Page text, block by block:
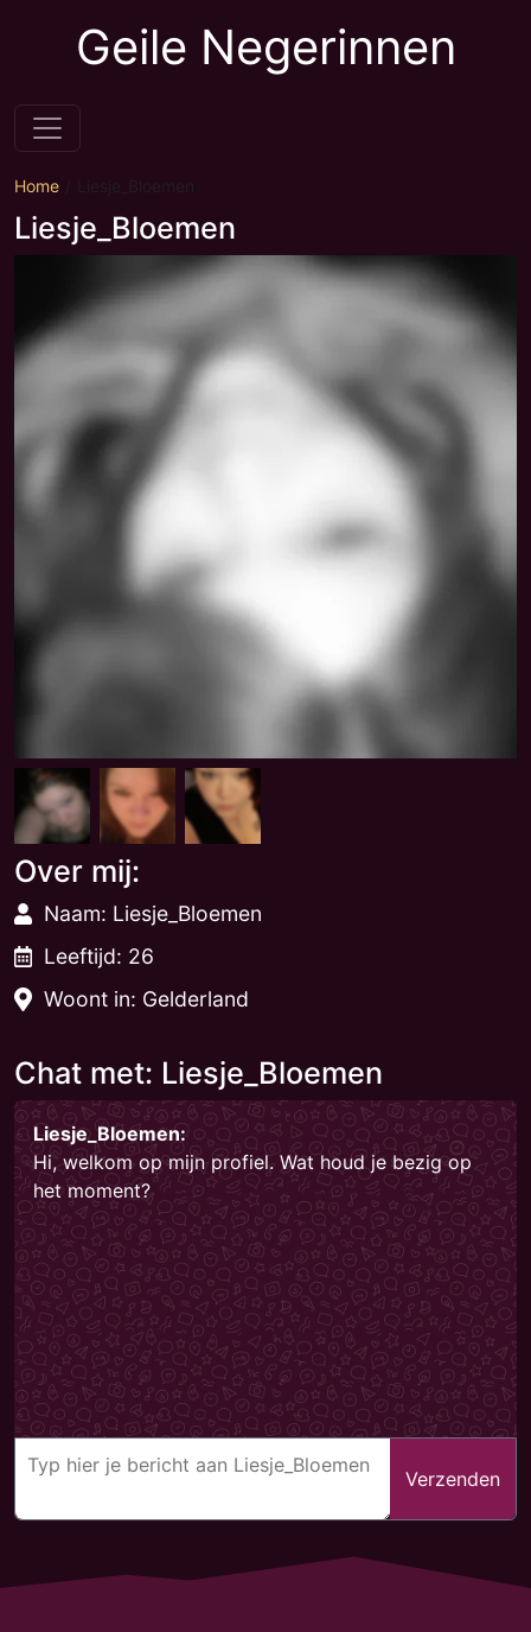
Geile Negerinnen
Home
Liesje_Bloemen
Over mij:
Naam: Liesje_Bloemen
Leeftijd: 26
Woont in: Gelderland
Chat met: Liesje_Bloemen
Liesje_Bloemen:
Hi, welkom op mijn profiel. Wat houd je bezig op
het moment?
Verzenden